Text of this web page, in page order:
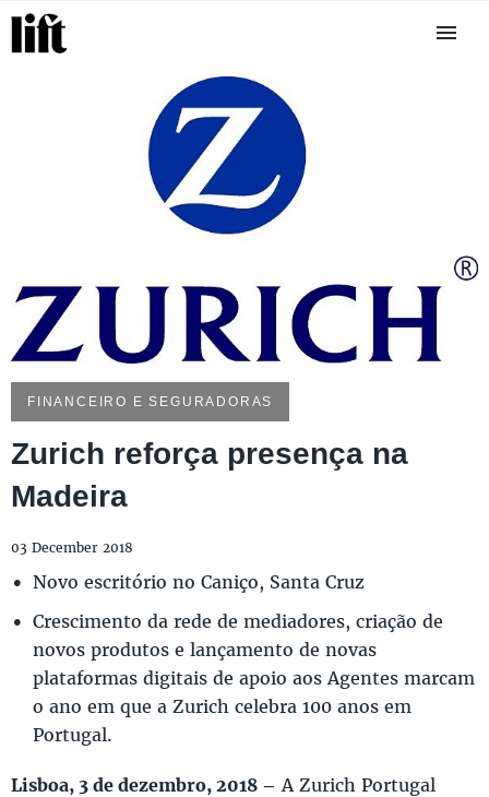
FINANCEIRO E SEGURADORAS
Zurich reforça presença na
Madeira
03 December 2018
Novo escritório no Caniço, Santa Cruz
Crescimento da rede de mediadores, criação de
novos produtos e lançamento de novas
plataformas digitais de apoio aos Agentes marcam
o ano em que a Zurich celebra 100 anos em
Portugal.
Lisboa, 3 de dezembro, 2018 – A Zurich Portugal